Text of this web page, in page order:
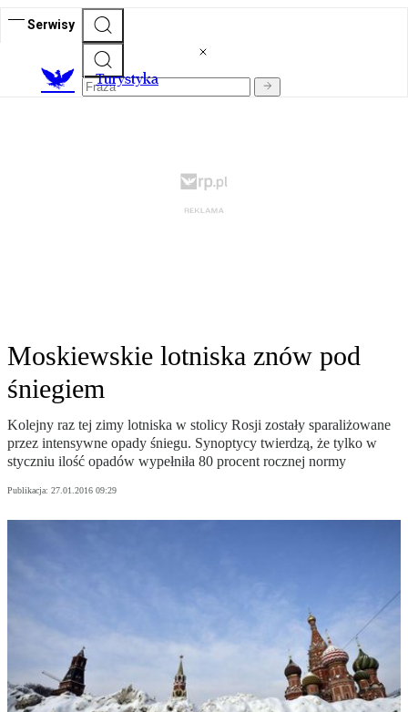
Serwisy
Turystyka
Moskiewskie lotniska znów pod
śniegiem
Kolejny raz tej zimy lotniska w stolicy Rosji zostały sparaliżowane
przez intensywne opady śniegu. Synoptycy twierdzą, że tylko w
styczniu ilość opadów wypełniła 80 procent rocznej normy
Publikacja: 27.01.2016 09:29